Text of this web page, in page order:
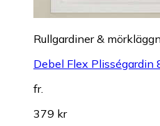
Rullgardiner &
Debel Flex Plisségardin
fr.
379 kr